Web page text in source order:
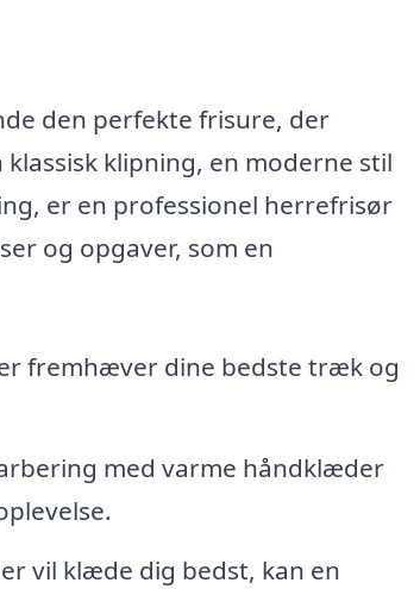
den perfekte frisure, der
klipning, en moderne stil
er en professionel herrefrisør
og opgaver, som en
fremhæver dine bedste træk og
med varme håndklæder
vil klæde dig bedst, kan en